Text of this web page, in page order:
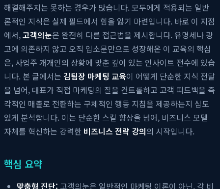
해결해주지는 못하는 경우가 많습니다. 모두에게 적용되는 일반
론적인 지식은 실제 필드에서 힘을 잃기 마련입니다. 바로 이 지점
에서,고객의눈은 완전히 다른 접근법을 제시합니다. 유명세나 광
고에 의존하지 않고 오직 입소문만으로 성장해온 이 교육의 핵심
은, 사업주 개개인의 상황에 맞춘 깊이 있는 인사이트 전수에 있습
니다. 본 글에서는 김팀장 마케팅 교육이 어떻게 단순한 지식 전달
을 넘어, 대표가 직접 마케팅의 질을 컨트롤하고 고객 피드백을 즉
각적인 매출로 전환하는 구체적인 행동 지침을 제공하는지 심도
있게 분석합니다. 이는 단순한 스킬 향상을 넘어, 비즈니스 모델
자체를 혁신하는 강력한 비즈니스 전략 강의의 시작입니다.
핵심 요약
맞춤형 진단: 고객의눈은 일반적인 마케팅 이론이 아닌, 각 비